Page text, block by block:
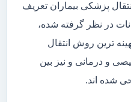
پزشکی بیماران تعریف
در نظر گرفته شده،
ترین روش انتقال
و درمانی و نیز بین
شده اند.